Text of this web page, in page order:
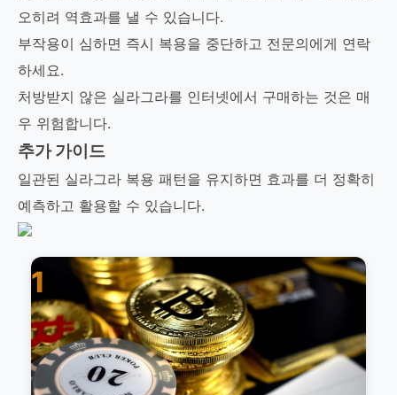
오히려 역효과를 낼 수 있습니다.
부작용이 심하면 즉시 복용을 중단하고 전문의에게 연락
하세요.
처방받지 않은 실라그라를 인터넷에서 구매하는 것은 매
우 위험합니다.
추가 가이드
일관된 실라그라 복용 패턴을 유지하면 효과를 더 정확히
예측하고 활용할 수 있습니다.
1